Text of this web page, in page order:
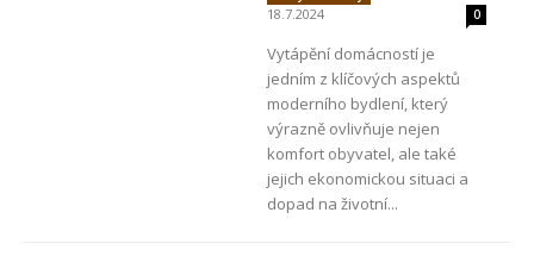
18.7.2024
0
Vytápění domácností je
jedním z klíčových aspektů
moderního bydlení, který
výrazně ovlivňuje nejen
komfort obyvatel, ale také
jejich ekonomickou situaci a
dopad na životní...